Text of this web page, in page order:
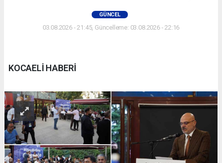
GÜNCEL
03.08.2026 - 21:45, Güncelleme: 03.08.2026 - 22:16
KOCAELİ HABERİ